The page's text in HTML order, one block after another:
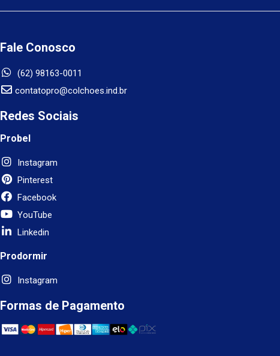
Fale Conosco
(62) 98163-0011
contatopro@colchoes.ind.br
Redes Sociais
Probel
Instagram
Pinterest
Facebook
YouTube
Linkedin
Prodormir
Instagram
Formas de Pagamento